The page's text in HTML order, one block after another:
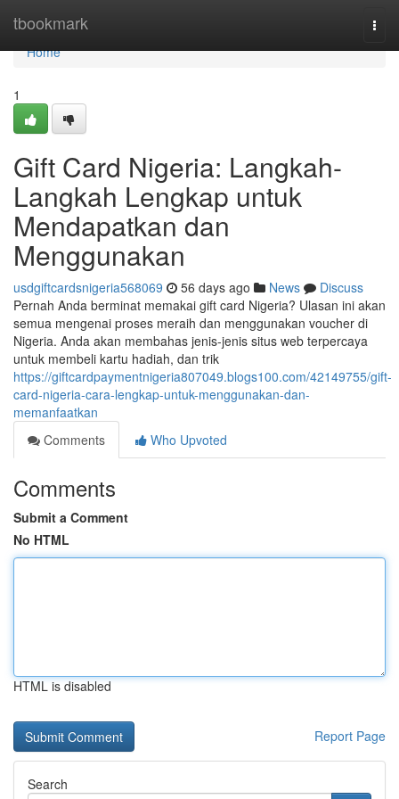
tbookmark
Home
Home
1
Gift Card Nigeria: Langkah-
Langkah Lengkap untuk
Mendapatkan dan
Menggunakan
usdgiftcardsnigeria568069 56 days ago News
Discuss
Pernah Anda berminat memakai gift card Nigeria? Ulasan ini akan
semua mengenai proses meraih dan menggunakan voucher di
Nigeria. Anda akan membahas jenis-jenis situs web terpercaya
untuk membeli kartu hadiah, dan trik
https://giftcardpaymentnigeria807049.blogs100.com/42149755/gift-
card-nigeria-cara-lengkap-untuk-menggunakan-dan-
memanfaatkan
Comments
Who Upvoted
Comments
Submit a Comment
No HTML
HTML is disabled
Report Page
Search